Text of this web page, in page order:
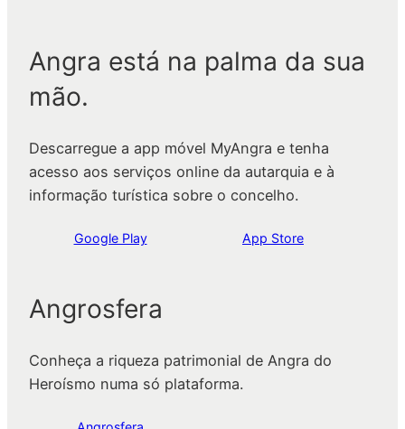
Angra está na palma da sua
mão.
Descarregue a app móvel MyAngra e tenha
acesso aos serviços online da autarquia e à
informação turística sobre o concelho.
Google Play App Store
Angrosfera
Conheça a riqueza patrimonial de Angra do
Heroísmo numa só plataforma.